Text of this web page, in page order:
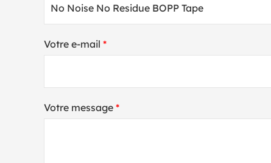
Votre e-mail *
Votre message *